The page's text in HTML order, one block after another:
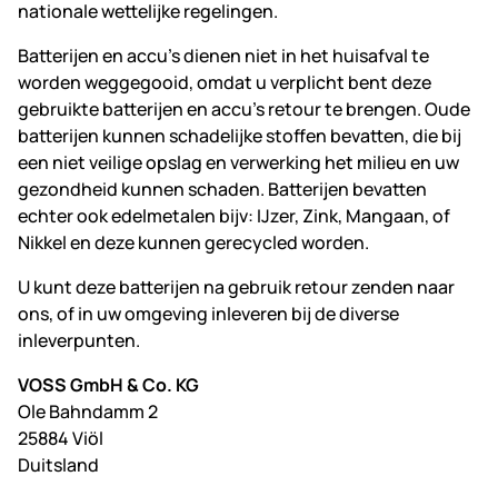
nationale wettelijke regelingen.
Batterijen en accu's dienen niet in het huisafval te
worden weggegooid, omdat u verplicht bent deze
gebruikte batterijen en accu's retour te brengen. Oude
batterijen kunnen schadelijke stoffen bevatten, die bij
een niet veilige opslag en verwerking het milieu en uw
gezondheid kunnen schaden. Batterijen bevatten
echter ook edelmetalen bijv: IJzer, Zink, Mangaan, of
Nikkel en deze kunnen gerecycled worden.
U kunt deze batterijen na gebruik retour zenden naar
ons, of in uw omgeving inleveren bij de diverse
inleverpunten.
VOSS GmbH & Co. KG
Ole Bahndamm 2
25884 Viöl
Duitsland